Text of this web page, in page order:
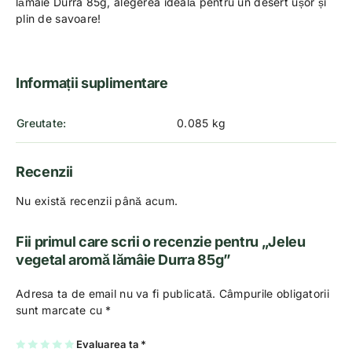
plin de savoare!
Informații suplimentare
Greutate 0.085 kg
Recenzii
Nu există recenzii până acum.
Fii primul care scrii o recenzie pentru „Jeleu
vegetal aromă lămâie Durra 85g”
Adresa ta de email nu va fi publicată. Câmpurile obligatorii
sunt marcate cu *
Evaluarea ta *
U 2 3
4 5